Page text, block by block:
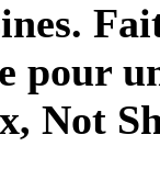
pour
Not